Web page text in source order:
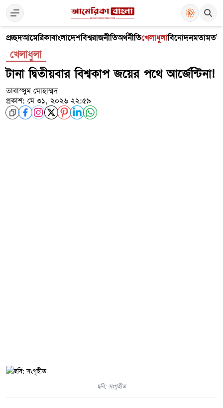
প্রচ্ছদআমেরিকাবাংলাদেশবিশ্বরাজনীতিঅর্থনীতিখেলাধুলাবিনোদনমতামত
খেলাধুলা
টানা দ্বিতীয়বার বিশ্বকাপ জয়ের পথে আর্জেন্টিনা!
তাবাস্সুম মোহাম্মদ
প্রকাশ: মে ৩১, ২০২৬ ২২:৫৯
ছবি: সংগৃহীত